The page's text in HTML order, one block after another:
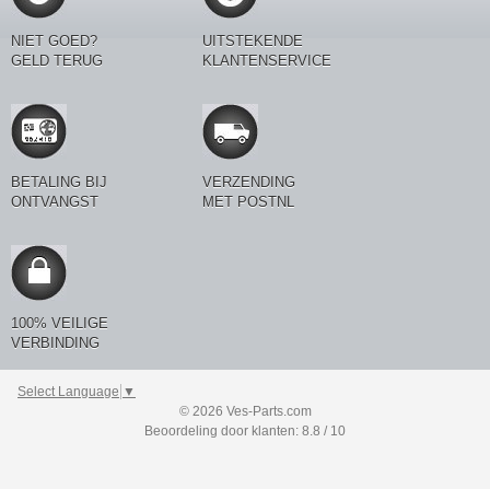
NIET GOED?
GELD TERUG
UITSTEKENDE
KLANTENSERVICE
BETALING BIJ
ONTVANGST
VERZENDING
MET POSTNL
100% VEILIGE
VERBINDING
Select Language ▼
© 2026 Ves-Parts.com
Beoordeling door klanten: 8.8 / 10